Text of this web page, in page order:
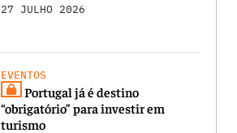
27 JULHO 2026
EVENTOS
Portugal já é destino
“obrigatório” para investir em
turismo